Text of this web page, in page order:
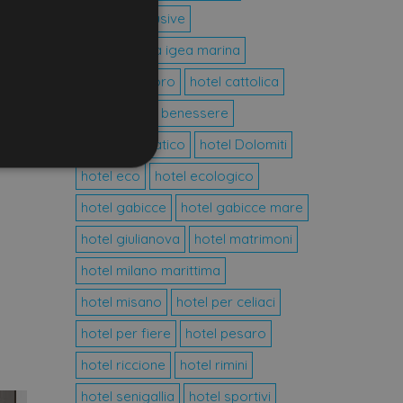
hotel all inclusive
hotel bellaria igea marina
hotel bertinoro
hotel cattolica
hotel centro benessere
hotel cesenatico
hotel Dolomiti
hotel eco
hotel ecologico
hotel gabicce
hotel gabicce mare
hotel giulianova
hotel matrimoni
hotel milano marittima
hotel misano
hotel per celiaci
hotel per fiere
hotel pesaro
hotel riccione
hotel rimini
hotel senigallia
hotel sportivi
dell'account. Il sito
per ricordare le
che il banner dei
di consenso e
Registra i dati sul
sulla privacy,